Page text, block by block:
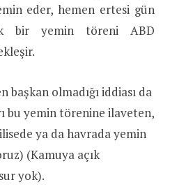
eder, hemen ertesi gün
bir yemin töreni ABD
başkan olmadığı iddiası da
bu yemin törenine ilaveten,
ya da havrada yemin
(Kamuya açık
yok).